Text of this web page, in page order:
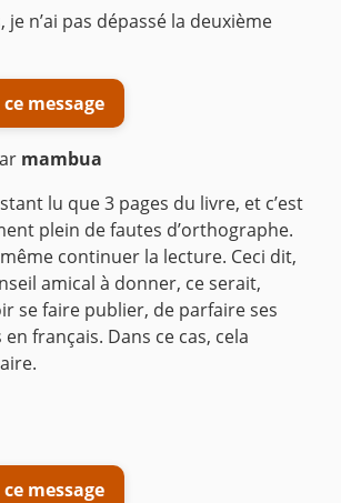
n’ai pas dépassé la deuxième
message
mambua
lu que 3 pages du livre, et c’est
plein de fautes d’orthographe.
continuer la lecture. Ceci dit,
amical à donner, ce serait,
se faire publier, de parfaire ses
français. Dans ce cas, cela
message